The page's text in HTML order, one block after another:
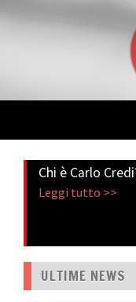
Chi è Carlo
Leggi tutto >>
ULTIME NEWS